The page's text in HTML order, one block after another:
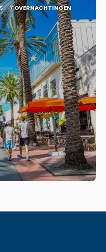
7 OVERNACHTINGEN